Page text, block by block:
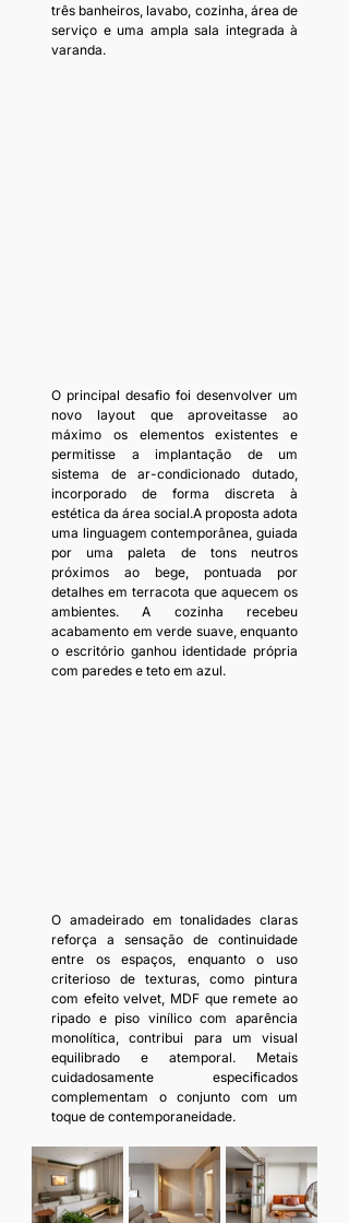
três banheiros, lavabo, cozinha, área de
serviço e uma ampla sala integrada à
varanda.
O principal desafio foi desenvolver um
novo layout que aproveitasse ao
máximo os elementos existentes e
permitisse a implantação de um
sistema de ar-condicionado dutado,
incorporado de forma discreta à
estética da área social.A proposta adota
uma linguagem contemporânea, guiada
por uma paleta de tons neutros
próximos ao bege, pontuada por
detalhes em terracota que aquecem os
ambientes. A cozinha recebeu
acabamento em verde suave, enquanto
o escritório ganhou identidade própria
com paredes e teto em azul.
O amadeirado em tonalidades claras
reforça a sensação de continuidade
entre os espaços, enquanto o uso
criterioso de texturas, como pintura
com efeito velvet, MDF que remete ao
ripado e piso vinílico com aparência
monolítica, contribui para um visual
equilibrado e atemporal. Metais
cuidadosamente especificados
complementam o conjunto com um
toque de contemporaneidade.